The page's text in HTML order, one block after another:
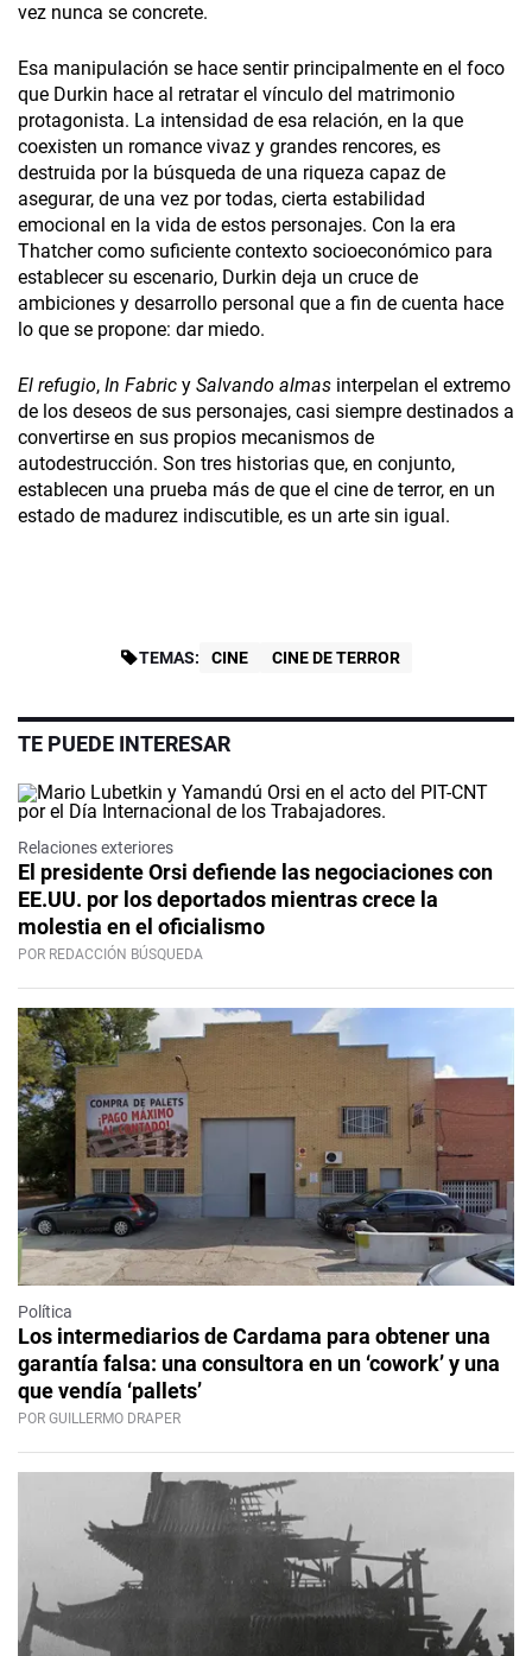
vez nunca se concrete.
Esa manipulación se hace sentir principalmente en el foco
que Durkin hace al retratar el vínculo del matrimonio
protagonista. La intensidad de esa relación, en la que
coexisten un romance vivaz y grandes rencores, es
destruida por la búsqueda de una riqueza capaz de
asegurar, de una vez por todas, cierta estabilidad
emocional en la vida de estos personajes. Con la era
Thatcher como suficiente contexto socioeconómico para
establecer su escenario, Durkin deja un cruce de
ambiciones y desarrollo personal que a fin de cuenta hace
lo que se propone: dar miedo.
El refugio, In Fabric y Salvando almas interpelan el extremo
de los deseos de sus personajes, casi siempre destinados a
convertirse en sus propios mecanismos de
autodestrucción. Son tres historias que, en conjunto,
establecen una prueba más de que el cine de terror, en un
estado de madurez indiscutible, es un arte sin igual.
TEMAS: CINE CINE DE TERROR
TE PUEDE INTERESAR
Relaciones exteriores
El presidente Orsi defiende las negociaciones con
EE.UU. por los deportados mientras crece la
molestia en el oficialismo
POR REDACCIÓN BÚSQUEDA
Política
Los intermediarios de Cardama para obtener una
garantía falsa: una consultora en un ‘cowork’ y una
que vendía ‘pallets’
POR GUILLERMO DRAPER